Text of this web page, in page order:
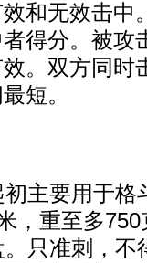
和无效击中
得分。被攻
。双方同时
短。
主要用于格
，重至多
只准刺，不